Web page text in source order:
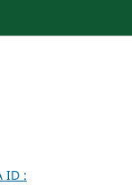
ID :